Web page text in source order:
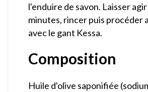
l'enduire de savon. Laisser
minutes, rincer puis procéder
avec le gant Kessa.
Composition
Huile d'olive saponifiée